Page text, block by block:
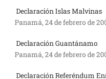
Declaración Islas Malvinas
Panamá, 24 de febrero de
Declaración Guantánamo
Panamá, 24 de febrero de
Declaración Referéndum